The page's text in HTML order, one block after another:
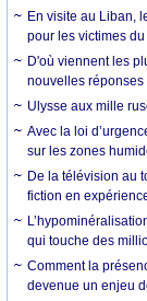
En visite au Liban,
pour les victimes
D'où viennent les
nouvelles réponses
Ulysse aux mille
Avec la loi
sur les zones
De la télévision au
fiction en
qui touche des
Comment la
devenue un enjeu